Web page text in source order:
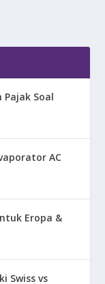
Pajak Soal
AC
Eropa &
Swiss vs